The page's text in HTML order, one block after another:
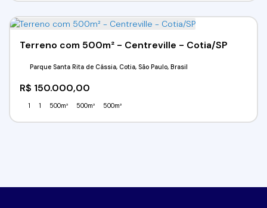
Terreno com 500m² - Centreville - Cotia/SP
R$ 150.000,00
Parque Santa Rita de Cássia, Cotia, São Paulo, Brasil
1 1 500m² 500m² 500m²